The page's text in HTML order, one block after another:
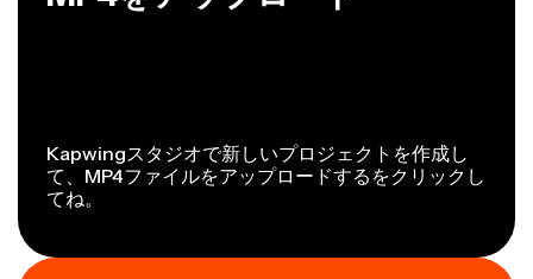
Kapwingスタジオで新しいプロジェクトを作成し
て、MP4ファイルをアップロードするをクリックし
てね。